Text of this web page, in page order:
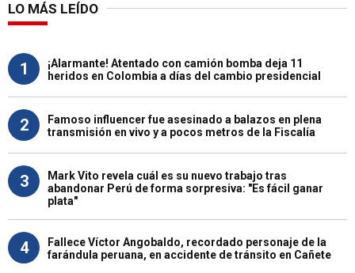
LO MÁS LEÍDO
1
¡Alarmante! Atentado con camión bomba deja 11
heridos en Colombia a días del cambio presidencial
2
Famoso influencer fue asesinado a balazos en plena
transmisión en vivo y a pocos metros de la Fiscalía
3
Mark Vito revela cuál es su nuevo trabajo tras
abandonar Perú de forma sorpresiva: "Es fácil ganar
plata"
4
Fallece Víctor Angobaldo, recordado personaje de la
farándula peruana, en accidente de tránsito en Cañete